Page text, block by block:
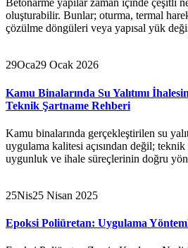
Betonarme yapılar zaman içinde çeşitli
oluşturabilir. Bunlar; oturma, termal
çözülme döngüleri veya yapısal yük
29Oca29 Ocak 2026
Kamu Binalarında Su Yalıtımı
Teknik Şartname Rehberi
Kamu binalarında gerçekleştirilen su
uygulama kalitesi açısından değil;
uygunluk ve ihale süreçlerinin doğru
25Nis25 Nisan 2025
Epoksi Poliüretan: Uygulama